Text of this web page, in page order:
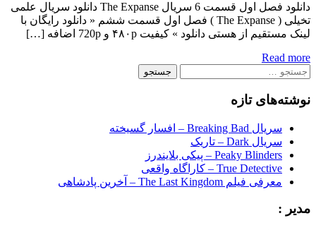
دانلود فصل اول قسمت 6 سریال The Expanse دانلود سریال علمی
تخیلی ( The Expanse ) فصل اول قسمت ششم « دانلود رایگان با
لینک مستقیم از هستی دانلود » کیفیت ۴۸۰p و 720p اضافه […]
Read more
جستجو
نوشته‌های تازه
سریال Breaking Bad – افسار گسیخته
سریال Dark – تاریک
Peaky Blinders – پیکی بلایندرز
True Detective – کاراگاه واقعی
معرفی فیلم The Last Kingdom – آخرین پادشاهی
مدیر :